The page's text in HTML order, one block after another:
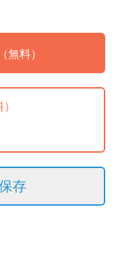
（無料）
存